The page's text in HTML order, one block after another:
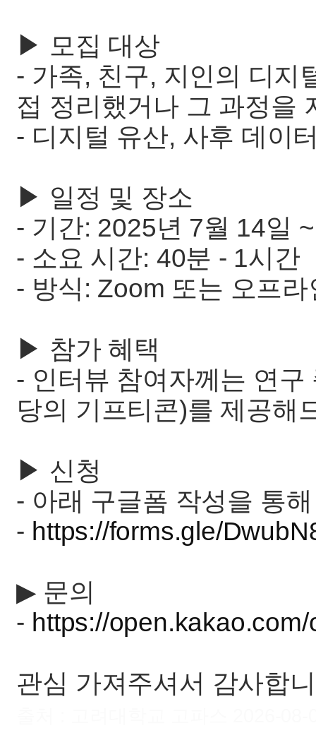
▶︎ 모집 대상
- 가족, 친구, 지인의 디지
접 정리했거나 그 과정을
- 디지털 유산, 사후 데이
▶︎ 일정 및 장소
- 기간: 2025년 7월 14일
- 소요 시간: 40분 - 1시간
- 방식: Zoom 또는 오프
▶︎ 참가 혜택
- 인터뷰 참여자께는 연
당의 기프티콘)를 제공해
▶︎ 신청
- 아래 구글폼 작성을 통
- https://forms.gle/
▶︎ 문의
- https://
관심 가져주셔서 감사합